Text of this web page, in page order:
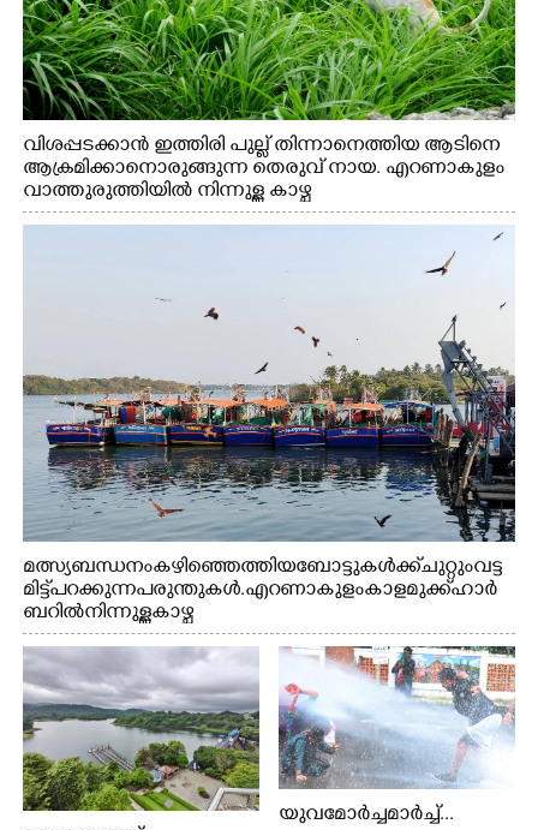
വിശപ്പടക്കാൻ ഇത്തിരി പുല്ല് തിന്നാനെത്തിയ ആടിനെ
ആക്രമിക്കാനൊരുങ്ങുന്ന തെരുവ് നായ. എറണാകുളം
വാത്തുരുത്തിയിൽ നിന്നുള്ള കാഴ്ച
മത്സ്യബന്ധനം കഴിഞ്ഞെത്തിയ ബോട്ടുകൾക്ക് ചുറ്റും വട്ട
മിട്ട് പറക്കുന്ന പരുന്തുകൾ. എറണാകുളം കാളമുക്ക് ഹാർ
ബറിൽ നിന്നുള്ള കാഴ്ച
യുവമോർച്ചമാർച്ച്...